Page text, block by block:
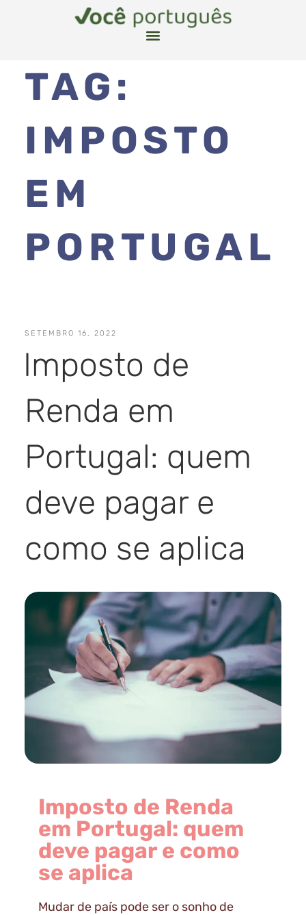
TAG:
IMPOSTO
EM
PORTUGAL
SETEMBRO 16, 2022
Imposto de
Renda em
Portugal: quem
deve pagar e
como se aplica
Imposto de Renda
em Portugal: quem
deve pagar e como
se aplica
Mudar de país pode ser o sonho de